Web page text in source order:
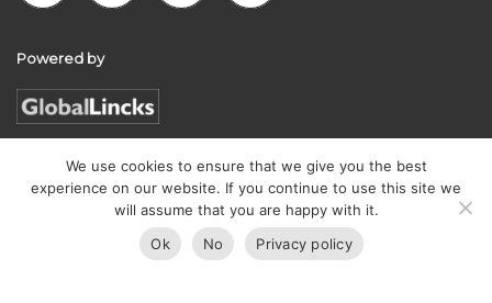
Powered by
Florida Connexion Properties | All rights reserved
We use cookies to ensure that we give you the best
experience on our website. If you continue to use this site we
will assume that you are happy with it.
Ok
No Privacy policy